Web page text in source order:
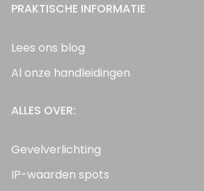
PRAKTISCHE INFORMATIE
Lees ons blog
Al onze handleidingen
ALLES OVER:
Gevelverlichting
IP-waarden spots